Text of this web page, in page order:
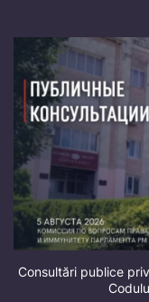
Consultări publice